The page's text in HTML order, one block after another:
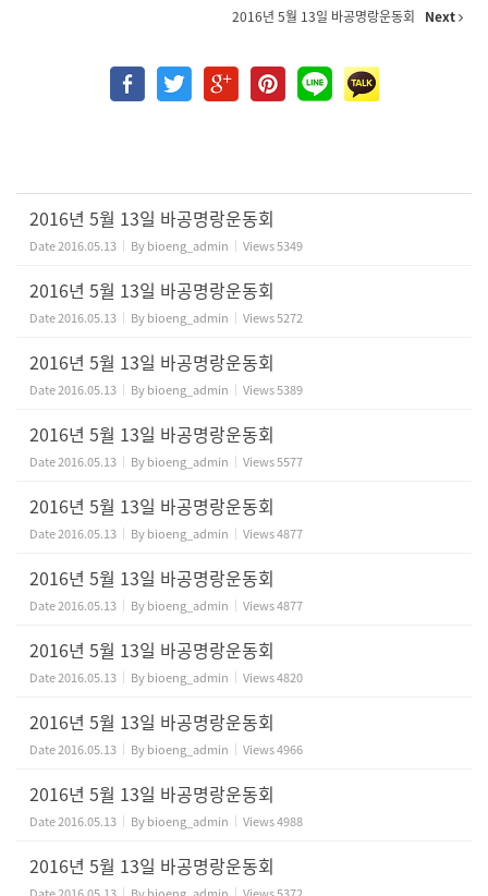
2016년 5월 13일 바공명랑운동회
Next
2016년 5월 13일 바공명랑운동회
Date2016.05.13 Bybioeng_admin Views5349
2016년 5월 13일 바공명랑운동회
Date2016.05.13 Bybioeng_admin Views5272
2016년 5월 13일 바공명랑운동회
Date2016.05.13 Bybioeng_admin Views5389
2016년 5월 13일 바공명랑운동회
Date2016.05.13 Bybioeng_admin Views5577
2016년 5월 13일 바공명랑운동회
Date2016.05.13 Bybioeng_admin Views4877
2016년 5월 13일 바공명랑운동회
Date2016.05.13 Bybioeng_admin Views4877
2016년 5월 13일 바공명랑운동회
Date2016.05.13 Bybioeng_admin Views4820
2016년 5월 13일 바공명랑운동회
Date2016.05.13 Bybioeng_admin Views4966
2016년 5월 13일 바공명랑운동회
Date2016.05.13 Bybioeng_admin Views4988
2016년 5월 13일 바공명랑운동회